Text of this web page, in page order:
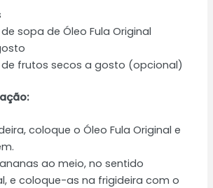
sopa de Óleo Fula Original
de frutos secos a gosto (opcional)
coloque o Óleo Fula Original e
ao meio, no sentido
e coloque-as na frigideira com o